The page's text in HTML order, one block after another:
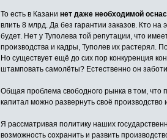
То есть в Казани нет даже необходимой
влить 8 млрд. Да без гарантии заказов. Кто
будет. Нет у Туполева той репутации, что
производства и кадры, Туполев их растерял.
Но существует ещё до сих пор конкуренция
штамповать самолёты? Естественно он
Общая проблема свободного рынка в том, что
капитал можно развернуть своё производство
Я рассматривая политику наших
возможность сохранить и развить